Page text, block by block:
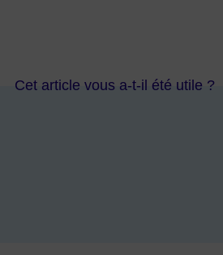
Cet article vous a-t-il été utile ?